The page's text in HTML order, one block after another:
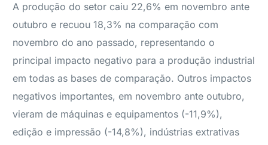
A produção do setor caiu 22,6% em novembro ante
outubro e recuou 18,3% na comparação com
novembro do ano passado, representando o
principal impacto negativo para a produção industrial
em todas as bases de comparação. Outros impactos
negativos importantes, em novembro ante outubro,
vieram de máquinas e equipamentos (-11,9%),
edição e impressão (-14,8%), indústrias extrativas